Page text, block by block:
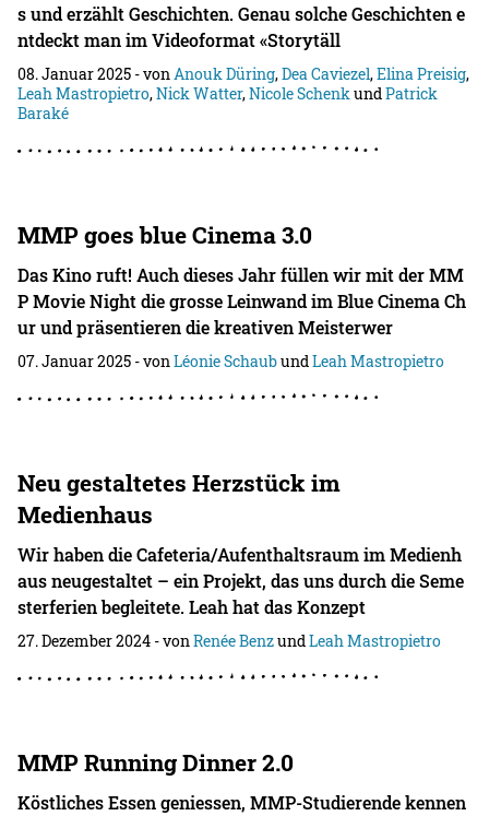
s und erzählt Geschichten. Genau solche Geschichten e
ntdeckt man im Videoformat «Storytäll
08. Januar 2025 - vonAnouk Düring,Dea Caviezel,Elina Preisig,
Leah Mastropietro,Nick Watter,Nicole SchenkundPatrick
Baraké
MMP goes blue Cinema 3.0
Das Kino ruft! Auch dieses Jahr füllen wir mit der MM
P Movie Night die grosse Leinwand im Blue Cinema Ch
ur und präsentieren die kreativen Meisterwer
07. Januar 2025 - vonLéonie SchaubundLeah Mastropietro
Neu gestaltetes Herzstück im
Medienhaus
Wir haben die Cafeteria/Aufenthaltsraum im Medienh
aus neugestaltet – ein Projekt, das uns durch die Seme
sterferien begleitete. Leah hat das Konzept
27. Dezember 2024 - vonRenée BenzundLeah Mastropietro
MMP Running Dinner 2.0
Köstliches Essen geniessen, MMP-Studierende kennen